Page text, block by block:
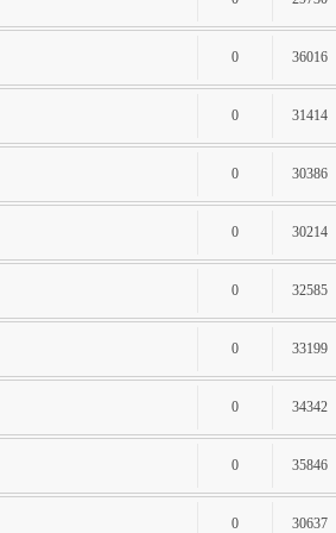
0 36016
0 31414
0 30386
0 30214
0 32585
0 33199
0 34342
0 35846
0 30637